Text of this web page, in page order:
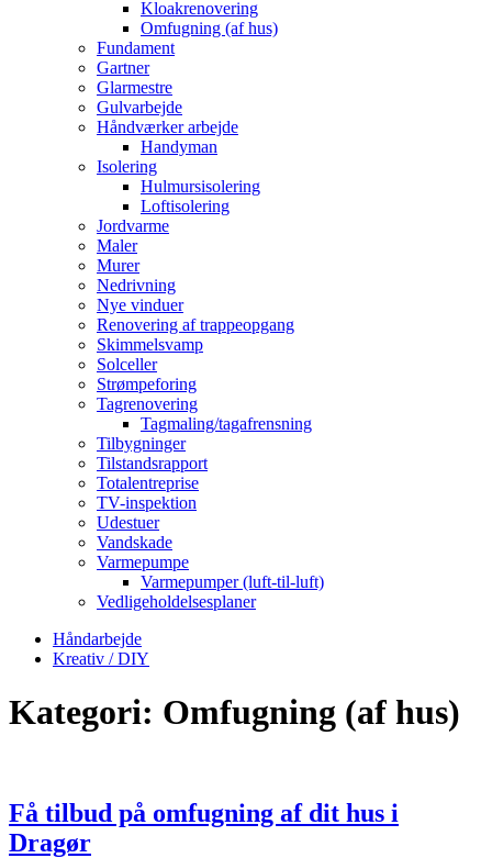
Kloakrenovering
Omfugning (af hus)
Fundament
Gartner
Glarmestre
Gulvarbejde
Håndværker arbejde
Handyman
Isolering
Hulmursisolering
Loftisolering
Jordvarme
Maler
Murer
Nedrivning
Nye vinduer
Renovering af trappeopgang
Skimmelsvamp
Solceller
Strømpeforing
Tagrenovering
Tagmaling/tagafrensning
Tilbygninger
Tilstandsrapport
Totalentreprise
TV-inspektion
Udestuer
Vandskade
Varmepumpe
Varmepumper (luft-til-luft)
Vedligeholdelsesplaner
Håndarbejde
Kreativ / DIY
Kategori: Omfugning (af hus)
Få tilbud på omfugning af dit hus i
Dragør